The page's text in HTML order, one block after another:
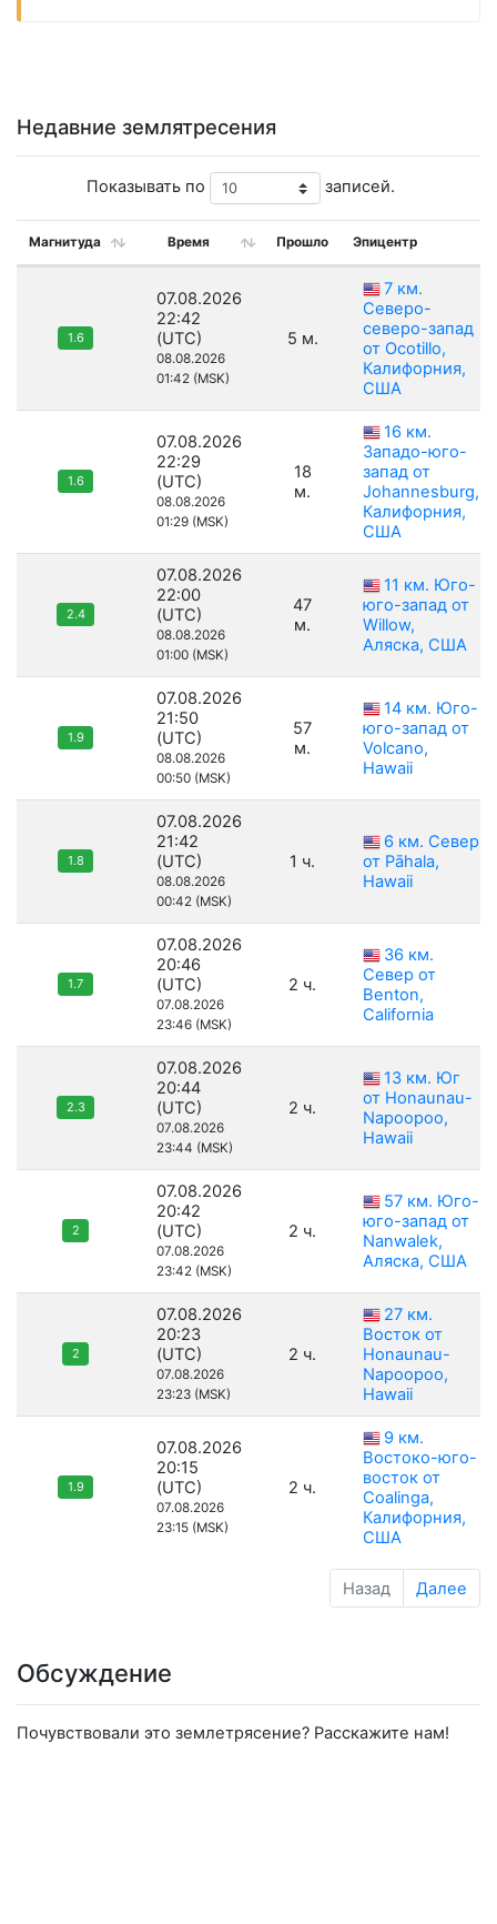
Недавние землятресения
Показывать по записей.
Магнитуда Время Прошло Эпицентр
1.6
07.08.2026
22:42
(UTC)
08.08.2026
01:42 (MSK)
5 м.
7 км.
Северо-
северо-запад
от Ocotillo,
Калифорния,
США
1.6
07.08.2026
22:29
(UTC)
08.08.2026
01:29 (MSK)
18
м.
16 км.
Западо-юго-
запад от
Johannesburg,
Калифорния,
США
2.4
07.08.2026
22:00
(UTC)
08.08.2026
01:00 (MSK)
47
м.
11 км. Юго-
юго-запад от
Willow,
Аляска, США
1.9
07.08.2026
21:50
(UTC)
08.08.2026
00:50 (MSK)
57
м.
14 км. Юго-
юго-запад от
Volcano,
Hawaii
1.8
07.08.2026
21:42
(UTC)
08.08.2026
00:42 (MSK)
1 ч.
6 км. Север
от Pāhala,
Hawaii
1.7
07.08.2026
20:46
(UTC)
07.08.2026
23:46 (MSK)
2 ч.
36 км.
Север от
Benton,
California
2.3
07.08.2026
20:44
(UTC)
07.08.2026
23:44 (MSK)
2 ч.
13 км. Юг
от Honaunau-
Napoopoo,
Hawaii
2
07.08.2026
20:42
(UTC)
07.08.2026
23:42 (MSK)
2 ч.
57 км. Юго-
юго-запад от
Nanwalek,
Аляска, США
2
07.08.2026
20:23
(UTC)
07.08.2026
23:23 (MSK)
2 ч.
27 км.
Восток от
Honaunau-
Napoopoo,
Hawaii
1.9
07.08.2026
20:15
(UTC)
07.08.2026
23:15 (MSK)
2 ч.
9 км.
Востоко-юго-
восток от
Coalinga,
Калифорния,
США
Назад Далее
Обсуждение
Почувствовали это землетрясение? Расскажите нам!